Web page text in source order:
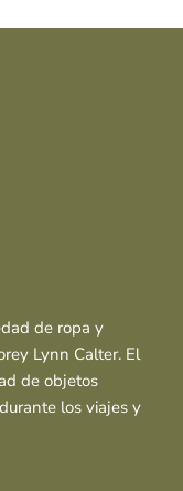
de ropa y
Lynn Calter. El
de objetos
los viajes y